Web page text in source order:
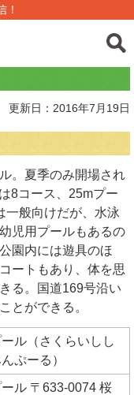
！
更新日：2016年7月19日
。夏季のみ開場され
8コース、25mプー
一般向けだが、水泳
児用プールもあるの
園内には遊具のほ
ートもあり、体を思
る。国道169号沿い
とができる。
ル（さくらいしし
ぷーる）
ル 〒633-0074 桜